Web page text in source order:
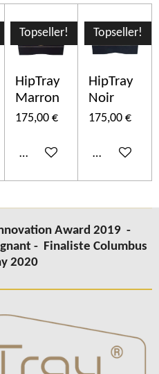
Topseller!
HipTray
Marron
175,00 €
Ajouter au panier
Topseller!
HipTray
Noir
175,00 €
Ajouter au
Award 2019 -
- Finaliste Columbus
2020